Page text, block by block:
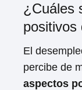
¿Cuáles
positivos
El
percibe de
aspectos